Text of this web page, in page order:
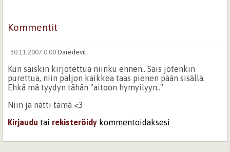
Kommentit
30.11.2007 0:00 Daredevil
Kun saiskin kirjotettua niinku ennen.. Sais jotenkin
purettua, niin paljon kaikkea taas pienen pään sisällä.
Ehkä mä tyydyn tähän "aitoon hymyilyyn.."
Niin ja nätti tämä <3
Kirjaudu tai rekisteröidy kommentoidaksesi